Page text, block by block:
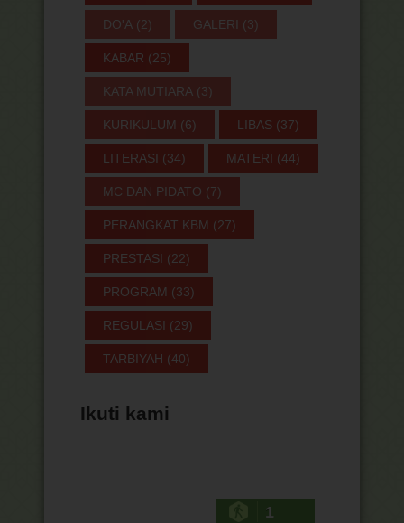
DO'A (2) GALERI (3)
KABAR (25)
KATA MUTIARA (3)
KURIKULUM (6) LIBAS (37)
LITERASI (34) MATERI (44)
MC DAN PIDATO (7)
PERANGKAT KBM (27)
PRESTASI (22)
PROGRAM (33)
REGULASI (29)
TARBIYAH (40)
Ikuti kami
1